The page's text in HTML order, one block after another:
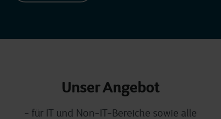
Unser Angebot
- für IT und Non-IT-Bereiche sowie alle